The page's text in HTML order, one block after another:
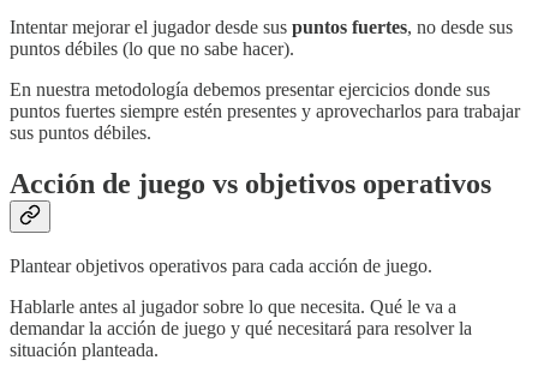
Intentar mejorar el jugador desde sus puntos fuertes, no desde sus
puntos débiles (lo que no sabe hacer).
En nuestra metodología debemos presentar ejercicios donde sus
puntos fuertes siempre estén presentes y aprovecharlos para trabajar
sus puntos débiles.
Acción de juego vs objetivos operativos
Plantear objetivos operativos para cada acción de juego.
Hablarle antes al jugador sobre lo que necesita. Qué le va a
demandar la acción de juego y qué necesitará para resolver la
situación planteada.